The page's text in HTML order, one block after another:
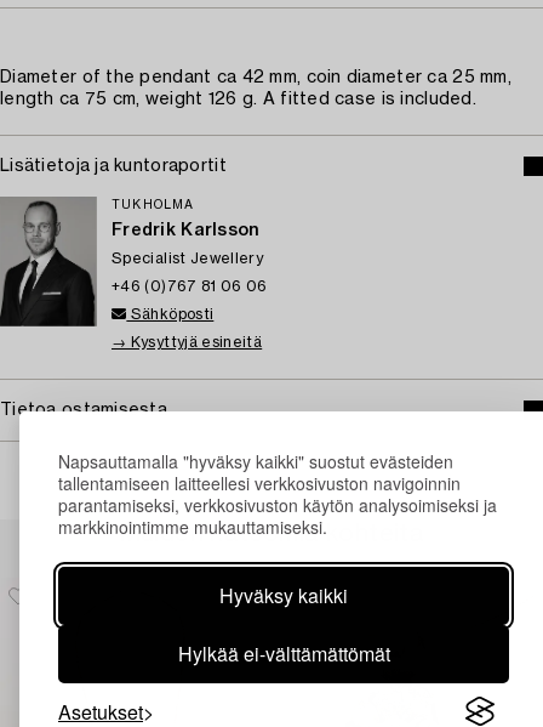
Napsauttamalla "hyväksy kaikki" suostut evästeiden
tallentamiseen laitteellesi verkkosivuston navigoinnin
parantamiseksi, verkkosivuston käytön analysoimiseksi ja
markkinointimme mukauttamiseksi.
Hyväksy kaikki
Hylkää ei-välttämättömät
Asetukset
Diameter of the pendant ca 42 mm, coin diameter ca 25 mm,
length ca 75 cm, weight 126 g. A fitted case is included.
Lisätietoja ja kuntoraportit
TUKHOLMA
Fredrik Karlsson
Specialist Jewellery
+46 (0)767 81 06 06
Sähköposti
→ Kysyttyjä esineitä
Tietoa ostamisesta
Muiden katsomia kohteita